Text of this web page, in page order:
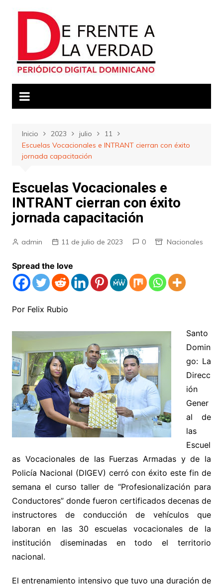
Inicio 2023 julio
11
Escuelas Vocacionales e INTRANT cierran con éxito
jornada capacitación
Escuelas Vocacionales e
INTRANT cierran con éxito
jornada capacitación
admin 11 de julio de 2023 0 Nacionales
Spread the love
Por Felix Rubio
Santo
Domin
go: La
Direcc
ión
Gener
al de
las
Escuel
as Vocacionales de las Fuerzas Armadas y de la
Policía Nacional (DIGEV) cerró con éxito este fin de
semana el curso taller de “Profesionalización para
Conductores” donde fueron certificados decenas de
instructores de conducción de vehículos que
laboran en las 30 escuelas vocacionales de la
institución diseminadas en todo el territorio
nacional.
El entrenamiento intensivo que tuvo una duración de